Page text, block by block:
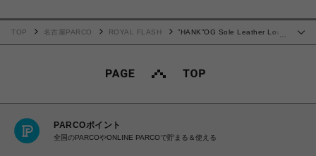
…
TOP 名古屋PARCO ROYAL FLASH
”HANK”OG Sole Leather Low-
PARCOポイント
全国のPARCOやONLINE PARCOで貯まる＆使える